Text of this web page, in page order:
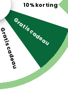
10% korting
Gratis cadeau
Gratis cadeau